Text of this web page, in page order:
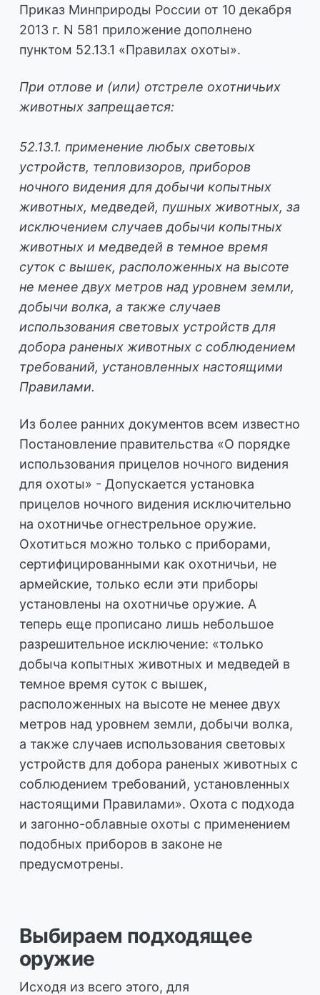
Приказ Минприроды России от 10 декабря
2013 г. N 581 приложение дополнено
пунктом 52.13.1 «Правилах охоты».
При отлове и (или) отстреле охотничьих
животных запрещается:
52.13.1. применение любых световых
устройств, тепловизоров, приборов
ночного видения для добычи копытных
животных, медведей, пушных животных, за
исключением случаев добычи копытных
животных и медведей в темное время
суток с вышек, расположенных на высоте
не менее двух метров над уровнем земли,
добычи волка, а также случаев
использования световых устройств для
добора раненых животных с соблюдением
требований, установленных настоящими
Правилами.
Из более ранних документов всем известно
Постановление правительства «О порядке
использования прицелов ночного видения
для охоты» - Допускается установка
прицелов ночного видения исключительно
на охотничье огнестрельное оружие.
Охотиться можно только с приборами,
сертифицированными как охотничьи, не
армейские, только если эти приборы
установлены на охотничье оружие. А
теперь еще прописано лишь небольшое
разрешительное исключение: «только
добыча копытных животных и медведей в
темное время суток с вышек,
расположенных на высоте не менее двух
метров над уровнем земли, добычи волка,
а также случаев использования световых
устройств для добора раненых животных с
соблюдением требований, установленных
настоящими Правилами». Охота с подхода
и загонно-облавные охоты с применением
подобных приборов в законе не
предусмотрены.
Выбираем подходящее
оружие
Исходя из всего этого, для